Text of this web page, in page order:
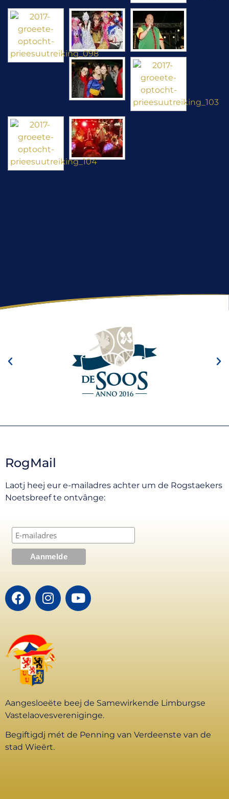
RogMail
Laotj heej eur e-mailadres achter um de Rogstaekers
Noetsbreef te ontvânge:
Aangesloeëte beej de Samewirkende Limburgse
Vastelaovesvereniginge.
Begiftigdj mét de Penning van Verdeenste van de
stad Wieërt.